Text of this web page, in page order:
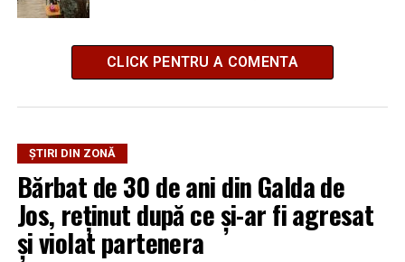
CLICK PENTRU A COMENTA
ȘTIRI DIN ZONĂ
Bărbat de 30 de ani din Galda de
Jos, reținut după ce și-ar fi agresat
și violat partenera